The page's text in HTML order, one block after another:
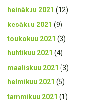
heinäkuu 2021 (12)
kesäkuu 2021 (9)
toukokuu 2021 (3)
huhtikuu 2021 (4)
maaliskuu 2021 (3)
helmikuu 2021 (5)
tammikuu 2021 (1)